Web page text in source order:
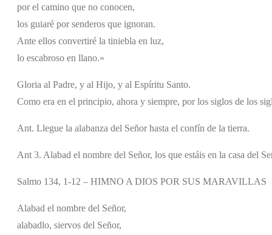
por el camino que no conocen,
los guiaré por senderos que ignoran.
Ante ellos convertiré la tiniebla en luz,
lo escabroso en llano.»
Gloria al Padre, y al Hijo, y al Espíritu Santo.
Como era en el principio, ahora y siempre, por los siglos de los
Ant. Llegue la alabanza del Señor hasta el confín de la tierra.
Ant 3. Alabad el nombre del Señor, los que estáis en la casa del
Salmo 134, 1-12 – HIMNO A DIOS POR SUS MARAVILLAS
Alabad el nombre del Señor,
alabadlo, siervos del Señor,